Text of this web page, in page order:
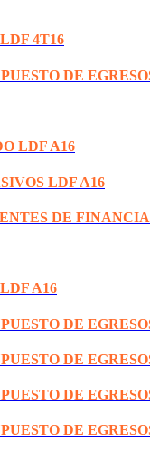
4T16
DE
LDF A16
LDF A16
DE
A16
DE
DE
DE
DE